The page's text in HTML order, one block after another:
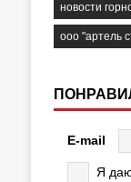
новости
ооо "артель
E-mail
Я